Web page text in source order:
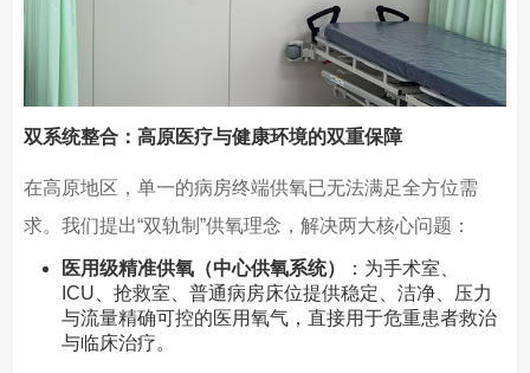
双系统整合：高原医疗与健康环境的双重保障
在高原地区，单一的病房终端供氧已无法满足全方位需
求。我们提出“双轨制”供氧理念，解决两大核心问题：
医用级精准供氧（中心供氧系统）
：为手术室、
ICU、抢救室、普通病房床位提供稳定、洁净、压力
与流量精确可控的医用氧气，直接用于危重患者救治
与临床治疗。